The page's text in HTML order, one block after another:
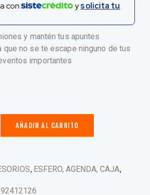
con ysolicita tu
y mantén tus apuntes
que no se te escape ninguno de tus
importantes
AÑADIR AL CARRITO
, ESFERO, AGENDA, CAJA,